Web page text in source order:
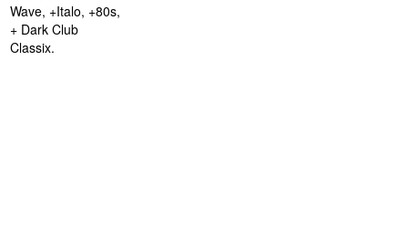
Wave, +Italo, +80s,
+ Dark Club
Classix.